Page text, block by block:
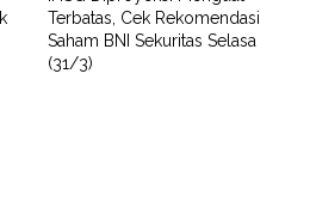
Terbatas, Cek Rekomendasi
Saham BNI Sekuritas Selasa
(31/3)